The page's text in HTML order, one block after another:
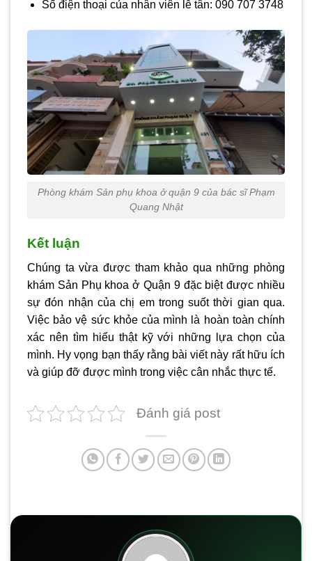
Số điện thoại của nhân viên lễ tân: 090 707 3748
Phòng khám Sản phụ khoa ở quận 9 của bác sĩ Phạm
Quang Nhật
Kết luận
Chúng ta vừa được tham khảo qua những phòng
khám Sản Phụ khoa ở Quận 9đặc biệt được nhiều
sự đón nhận của chị em trong suốt thời gian qua.
Việc bảo vệ sức khỏe của mình là hoàn toàn chính
xác nên tìm hiểu thật kỹ với những lựa chọn của
mình. Hy vọng bạn thấy rằng bài viết này rất hữu ích
và giúp đỡ được mình trong việc cân nhắc thực tế.
Đánh giá post